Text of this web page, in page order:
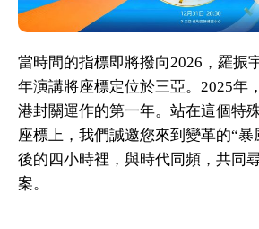
當時間的指標即將撥向2026，羅振
年演講將座標定位於三亞。2025年
港封關運作的第一年。站在這個特
座標上，我們誠邀您來到變革的“暴
後的四小時裡，與時代同頻，共同
案。